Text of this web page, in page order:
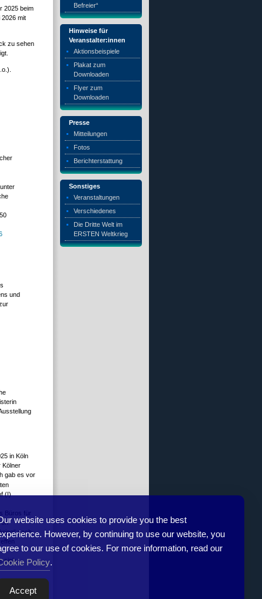
2025 beim
mit
zu sehen
und
in Köln
Kölner
gab es vor
(!)
Büros für
nach
sich
Befreier“
Hinweise für
Veranstalter:innen
Aktionsbeispiele
Plakat zum
Downloaden
Flyer zum
Downloaden
Presse
Mitteilungen
Fotos
Berichterstattung
Sonstiges
Veranstaltungen
Verschiedenes
Die Dritte Welt im
ERSTEN Weltkrieg
website uses cookies to provide you the best
However, by continuing to use our website, you
to our use of cookies. For more information, read our
Policy.
Accept